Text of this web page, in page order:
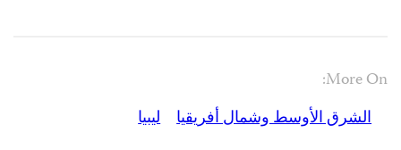
More On:
الشرق الأوسط وشمال أفريقيا
ليبيا